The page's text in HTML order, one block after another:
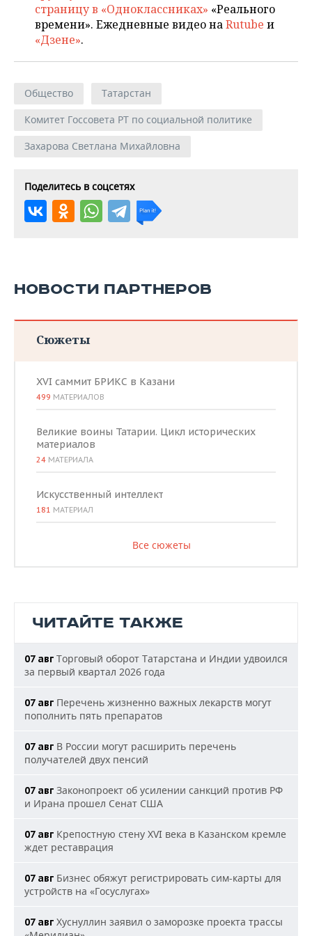
страницу в «Одноклассниках» «Реального
времени». Ежедневные видео наRutube и
«Дзене».
Общество
Татарстан
Комитет Госсовета РТ по социальной политике
Захарова Светлана Михайловна
Поделитесь в соцсетях
НОВОСТИ ПАРТНЕРОВ
Сюжеты
XVI саммит БРИКС в Казани
499 МАТЕРИАЛОВ
Великие воины Татарии. Цикл исторических
материалов
24 МАТЕРИАЛА
Искусственный интеллект
181 МАТЕРИАЛ
Все сюжеты
ЧИТАЙТЕ ТАКЖЕ
07 авг Торговый оборот Татарстана и Индии удвоился
за первый квартал 2026 года
07 авг Перечень жизненно важных лекарств могут
пополнить пять препаратов
07 авг В России могут расширить перечень
получателей двух пенсий
07 авг Законопроект об усилении санкций против РФ
и Ирана прошел Сенат США
07 авг Крепостную стену XVI века в Казанском кремле
ждет реставрация
07 авг Бизнес обяжут регистрировать сим-карты для
устройств на «Госуслугах»
07 авг Хуснуллин заявил о заморозке проекта трассы